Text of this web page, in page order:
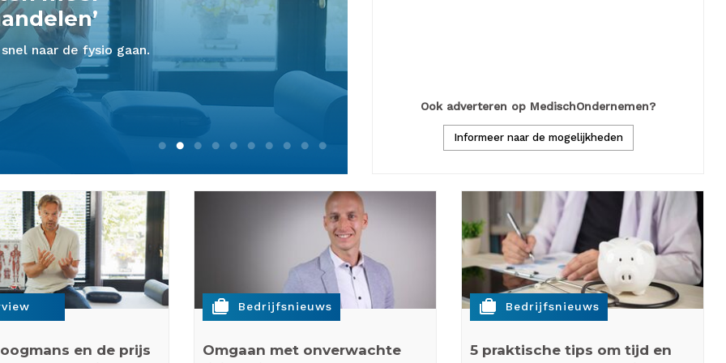
Een patiënt glijdt
Ook adverteren op MedischOndernemen?
Informeer naar de mogelijkheden
en de prijs
cases Bedrijfsnieuws
Omgaan met onverwachte
cases Bedrijfsnieuws
5 praktische tips om tijd en